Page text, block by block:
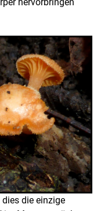
hervorbringen
die einzige